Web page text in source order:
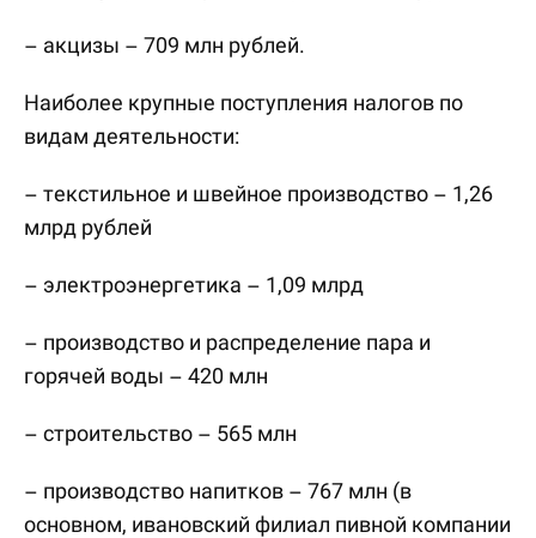
– акцизы – 709 млн рублей.
Наиболее крупные поступления налогов по
видам деятельности:
– текстильное и швейное производство – 1,26
млрд рублей
– электроэнергетика – 1,09 млрд
– производство и распределение пара и
горячей воды – 420 млн
– строительство – 565 млн
– производство напитков – 767 млн (в
основном, ивановский филиал пивной компании